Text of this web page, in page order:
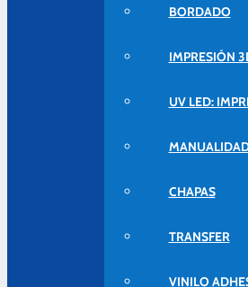
BORDADO
IMPRESIÓN
UV LED:
CHAPAS
TRANSFER
VINILO